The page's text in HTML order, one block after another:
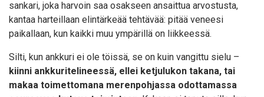
sankari, joka harvoin saa osakseen ansaittua arvostusta,
kantaa harteillaan elintärkeää tehtävää: pitää veneesi
paikallaan, kun kaikki muu ympärillä on liikkeessä.
Silti, kun ankkuri ei ole töissä, se on kuin vangittu sielu –
kiinni ankkuritelineessä, ellei ketjulukon takana, tai
makaa toimettomana merenpohjassa odottamassa